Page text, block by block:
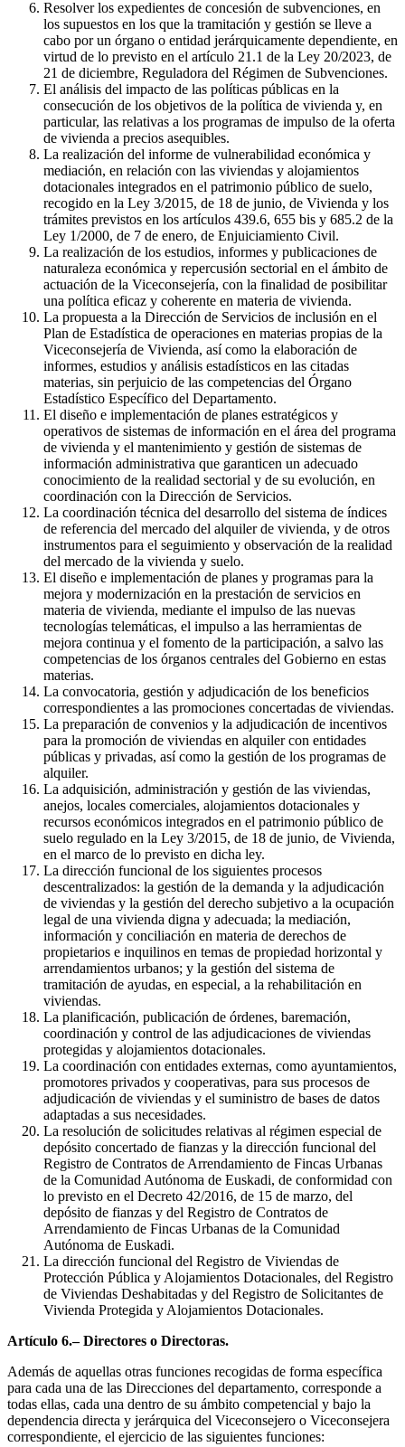
Resolver los expedientes de concesión de subvenciones, en
los supuestos en los que la tramitación y gestión se lleve a
cabo por un órgano o entidad jerárquicamente dependiente, en
virtud de lo previsto en el artículo 21.1 de la Ley 20/2023, de
21 de diciembre, Reguladora del Régimen de Subvenciones.
El análisis del impacto de las políticas públicas en la
consecución de los objetivos de la política de vivienda y, en
particular, las relativas a los programas de impulso de la oferta
de vivienda a precios asequibles.
La realización del informe de vulnerabilidad económica y
mediación, en relación con las viviendas y alojamientos
dotacionales integrados en el patrimonio público de suelo,
recogido en la Ley 3/2015, de 18 de junio, de Vivienda y los
trámites previstos en los artículos 439.6, 655 bis y 685.2 de la
Ley 1/2000, de 7 de enero, de Enjuiciamiento Civil.
La realización de los estudios, informes y publicaciones de
naturaleza económica y repercusión sectorial en el ámbito de
actuación de la Viceconsejería, con la finalidad de posibilitar
una política eficaz y coherente en materia de vivienda.
La propuesta a la Dirección de Servicios de inclusión en el
Plan de Estadística de operaciones en materias propias de la
Viceconsejería de Vivienda, así como la elaboración de
informes, estudios y análisis estadísticos en las citadas
materias, sin perjuicio de las competencias del Órgano
Estadístico Específico del Departamento.
El diseño e implementación de planes estratégicos y
operativos de sistemas de información en el área del programa
de vivienda y el mantenimiento y gestión de sistemas de
información administrativa que garanticen un adecuado
conocimiento de la realidad sectorial y de su evolución, en
coordinación con la Dirección de Servicios.
La coordinación técnica del desarrollo del sistema de índices
de referencia del mercado del alquiler de vivienda, y de otros
instrumentos para el seguimiento y observación de la realidad
del mercado de la vivienda y suelo.
El diseño e implementación de planes y programas para la
mejora y modernización en la prestación de servicios en
materia de vivienda, mediante el impulso de las nuevas
tecnologías telemáticas, el impulso a las herramientas de
mejora continua y el fomento de la participación, a salvo las
competencias de los órganos centrales del Gobierno en estas
materias.
La convocatoria, gestión y adjudicación de los beneficios
correspondientes a las promociones concertadas de viviendas.
La preparación de convenios y la adjudicación de incentivos
para la promoción de viviendas en alquiler con entidades
públicas y privadas, así como la gestión de los programas de
alquiler.
La adquisición, administración y gestión de las viviendas,
anejos, locales comerciales, alojamientos dotacionales y
recursos económicos integrados en el patrimonio público de
suelo regulado en la Ley 3/2015, de 18 de junio, de Vivienda,
en el marco de lo previsto en dicha ley.
La dirección funcional de los siguientes procesos
descentralizados: la gestión de la demanda y la adjudicación
de viviendas y la gestión del derecho subjetivo a la ocupación
legal de una vivienda digna y adecuada; la mediación,
información y conciliación en materia de derechos de
propietarios e inquilinos en temas de propiedad horizontal y
arrendamientos urbanos; y la gestión del sistema de
tramitación de ayudas, en especial, a la rehabilitación en
viviendas.
La planificación, publicación de órdenes, baremación,
coordinación y control de las adjudicaciones de viviendas
protegidas y alojamientos dotacionales.
La coordinación con entidades externas, como ayuntamientos,
promotores privados y cooperativas, para sus procesos de
adjudicación de viviendas y el suministro de bases de datos
adaptadas a sus necesidades.
La resolución de solicitudes relativas al régimen especial de
depósito concertado de fianzas y la dirección funcional del
Registro de Contratos de Arrendamiento de Fincas Urbanas
de la Comunidad Autónoma de Euskadi, de conformidad con
lo previsto en el Decreto 42/2016, de 15 de marzo, del
depósito de fianzas y del Registro de Contratos de
Arrendamiento de Fincas Urbanas de la Comunidad
Autónoma de Euskadi.
La dirección funcional del Registro de Viviendas de
Protección Pública y Alojamientos Dotacionales, del Registro
de Viviendas Deshabitadas y del Registro de Solicitantes de
Vivienda Protegida y Alojamientos Dotacionales.
Artículo 6.– Directores o Directoras.
Además de aquellas otras funciones recogidas de forma específica
para cada una de las Direcciones del departamento, corresponde a
todas ellas, cada una dentro de su ámbito competencial y bajo la
dependencia directa y jerárquica del Viceconsejero o Viceconsejera
correspondiente, el ejercicio de las siguientes funciones: